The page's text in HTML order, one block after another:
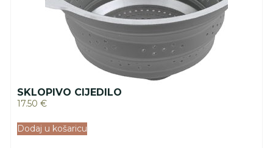
SKLOPIVO CIJEDILO
17.50 €
Dodaj u košaricu